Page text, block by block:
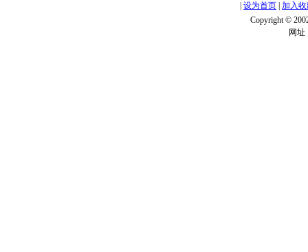
设为首页 加入
Copyright ©
网址